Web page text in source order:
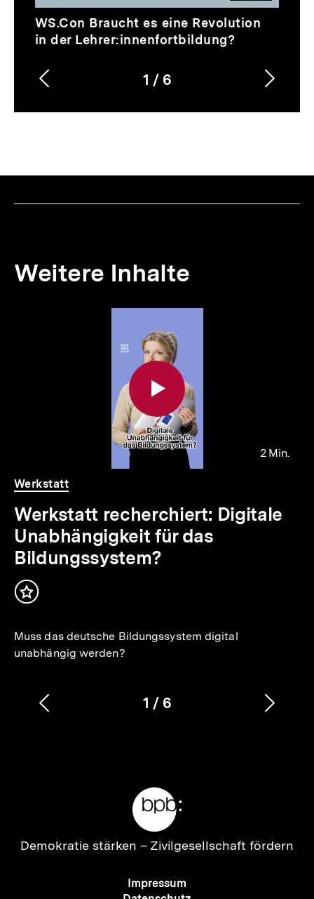
Video
Dauer
16
WS.Con Braucht es eine Revolution
in der Lehrer:innenfortbildung?
Karussellinhalt
1
von
/ 6
Vorherigen
Inhalt
Inhalt
Weitere Inhalte
2 Min.
Video
Dauer
2
Min.
Werkstatt
Werkstatt recherchiert: Digitale
Unabhängigkeit für das
Bildungssystem?
Inhalt
Muss das deutsche Bildungssystem digital
unabhängig werden?
Karussellinhalt
1
von
/ 6
Vorherigen
Zur
Demokratie stärken – Zivilgesellschaft fördern
Meta-
Impressum